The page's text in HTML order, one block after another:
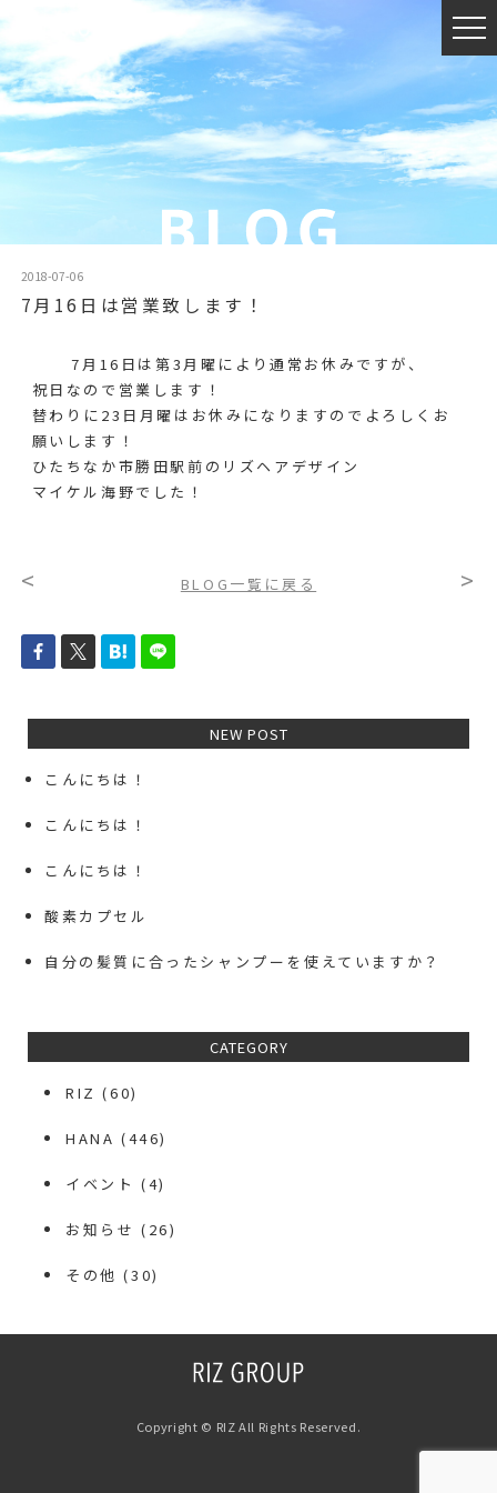
2018-07-06
7月16日は営業致します！
7月16日は第3月曜により通常お休みですが、
祝日なので営業します！
替わりに23日月曜はお休みになりますのでよろしくお
願いします！
ひたちなか市勝田駅前のリズヘアデザイン
マイケル海野でした！
< BLOG一覧に戻る >
NEW POST
こんにちは！
こんにちは！
こんにちは！
酸素カプセル
自分の髪質に合ったシャンプーを使えていますか？
CATEGORY
RIZ (60)
HANA (446)
イベント (4)
お知らせ (26)
その他 (30)
Copyright © RIZ All Rights Reserved.